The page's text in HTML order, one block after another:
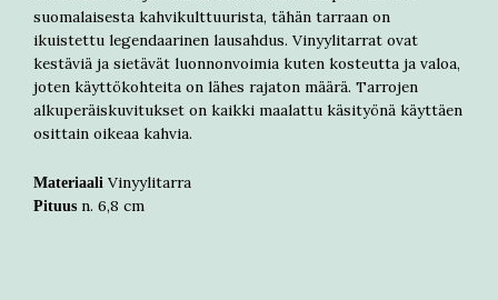
suomalaisesta kahvikulttuurista, tähän tarraan on
ikuistettu legendaarinen lausahdus. Vinyylitarrat ovat
kestäviä ja sietävät luonnonvoimia kuten kosteutta ja valoa,
joten käyttökohteita on lähes rajaton määrä. Tarrojen
alkuperäiskuvitukset on kaikki maalattu käsityönä käyttäen
osittain oikeaa kahvia.
Materiaali Vinyylitarra
Pituus n. 6,8 cm